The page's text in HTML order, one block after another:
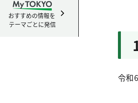
おすすめの情報を
テーマごとに発信
令和